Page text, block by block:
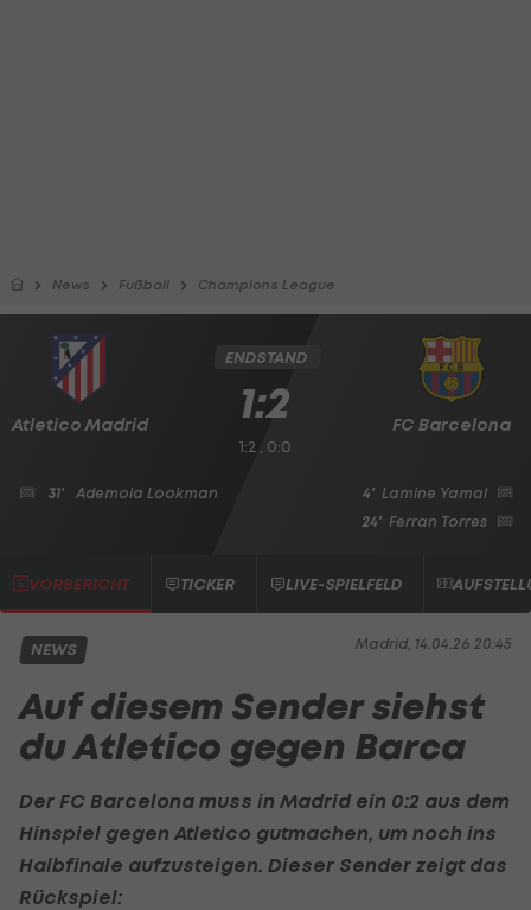
News Fußball Champions League
Atletico Madrid FC Barcelona
ENDSTAND
1:2
1:2 , 0:0
31' Ademola Lookman 4' Lamine Yamal
24' Ferran Torres
VORBERICHT TICKER LIVE-SPIELFELD
Madrid, 14.04.26 20:45
NEWS
Auf diesem Sender siehst
du Atletico gegen Barca
Der FC Barcelona muss in Madrid ein 0:2 aus dem
Hinspiel gegen Atletico gutmachen, um noch ins
Halbfinale aufzusteigen. Dieser Sender zeigt das
Rückspiel: